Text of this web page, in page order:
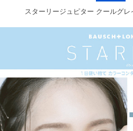
スターリージュピター クールグレ